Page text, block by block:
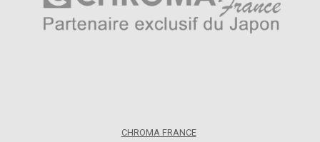
CHROMA FRANCE